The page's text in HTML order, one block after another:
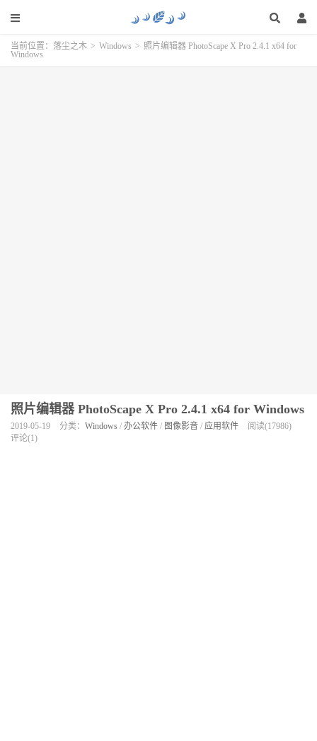
当前位置： 落尘之木 > Windows > 照片编辑器 PhotoScape X Pro 2.4.1 x64 for
Windows
照片编辑器 PhotoScape X Pro 2.4.1 x64 for Windows
2019-05-19 分类： Windows / 办公软件 / 图像影音 / 应用软件
阅读(17986)
评论(1)